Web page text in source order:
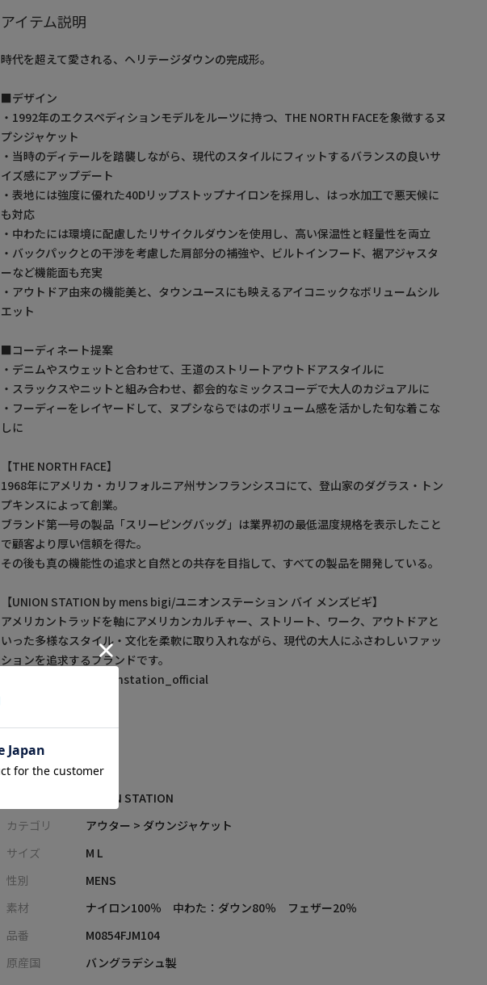
アイテム説明
時代を超えて愛される、ヘリテージダウンの完成形。
■デザイン
・1992年のエクスペディションモデルをルーツに持つ、THE NORTH FACEを象徴するヌ
プシジャケット
・当時のディテールを踏襲しながら、現代のスタイルにフィットするバランスの良いサ
イズ感にアップデート
・表地には強度に優れた40Dリップストップナイロンを採用し、はっ水加工で悪天候に
も対応
・中わたには環境に配慮したリサイクルダウンを使用し、高い保温性と軽量性を両立
・バックパックとの干渉を考慮した肩部分の補強や、ビルトインフード、裾アジャスタ
ーなど機能面も充実
・アウトドア由来の機能美と、タウンユースにも映えるアイコニックなボリュームシル
エット
■コーディネート提案
・デニムやスウェットと合わせて、王道のストリートアウトドアスタイルに
・スラックスやニットと組み合わせ、都会的なミックスコーデで大人のカジュアルに
・フーディーをレイヤードして、ヌプシならではのボリューム感を活かした旬な着こな
しに
【THE NORTH FACE】
1968年にアメリカ・カリフォルニア州サンフランシスコにて、登山家のダグラス・トン
プキンスによって創業。
ブランド第一号の製品「スリーピングバッグ」は業界初の最低温度規格を表示したこと
で顧客より厚い信頼を得た。
その後も真の機能性の追求と自然との共存を目指して、すべての製品を開発している。
【UNION STATION by mens bigi/ユニオンステーション バイ メンズビギ】
アメリカントラッドを軸にアメリカンカルチャー、ストリート、ワーク、アウトドアと
いった多様なスタイル・文化を柔軟に取り入れながら、現代の大人にふさわしいファッ
ションを追求するブランドです。
▼Instagram：@unionstation_official
アイテム詳細
UNION STATION
カテゴリ
アウター > ダウンジャケット
サイズ
M L
性別
MENS
素材
ナイロン100％ 中わた：ダウン80％ フェザー20％
品番
M0854FJM104
原産国
バングラデシュ製